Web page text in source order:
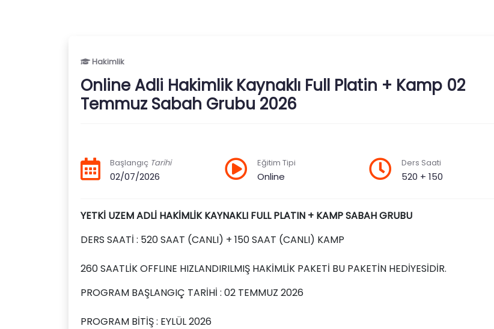
Hakimlik
Online Adli Hakimlik Kaynaklı Full Platin + Kamp 02
Temmuz Sabah Grubu 2026
Başlangıç Tarihi
02/07/2026
Eğitim Tipi
Online
Ders Saati
520 + 150
YETKİ UZEM ADLİ HAKİMLİK KAYNAKLI FULL PLATIN + KAMP SABAH GRUBU
DERS SAATİ : 520 SAAT (CANLI) + 150 SAAT (CANLI) KAMP
260 SAATLİK OFFLINE HIZLANDIRILMIŞ HAKİMLİK PAKETİ BU PAKETİN HEDİYESİDİR.
PROGRAM BAŞLANGIÇ TARİHİ : 02 TEMMUZ 2026
PROGRAM BİTİŞ : EYLÜL 2026